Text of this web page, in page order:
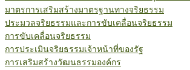
มาตรการเสริมสร้างมาตรฐานทางจริยธรรม
ประมวลจริยธรรมและการขับเคลื่อนจริยธรรม
การขับเคลื่อนจริยธรรม
การประเมินจริยธรรมเจ้าหน้าที่ของรัฐ
การเสริมสร้างวัฒนธรรมองค์กร